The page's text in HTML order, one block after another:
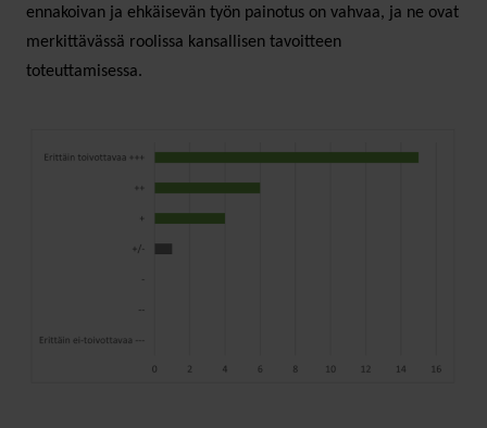
ennakoivan ja ehkäisevän työn painotus on vahvaa, ja ne ovat
merkittävässä roolissa kansallisen tavoitteen
toteuttamisessa.